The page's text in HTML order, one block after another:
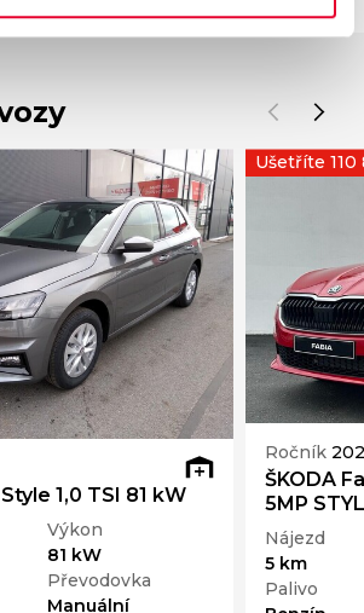
1,0 TSI 81 kW
Výkon
81 kW
Převodovka
Manuální
Ročník
ŠKODA
5MP
Nájezd
5 km
Palivo
Ušetříte 110